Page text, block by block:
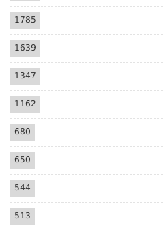
1785
1639
1347
1162
680
650
544
513